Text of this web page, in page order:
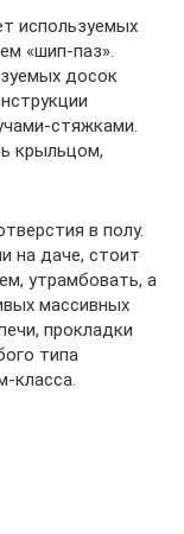
используемых
«шип-паз».
досок
стяжками.
крыльцом,
в полу.
на даче, стоит
утрамбовать, а
массивных
прокладки
типа
класса.